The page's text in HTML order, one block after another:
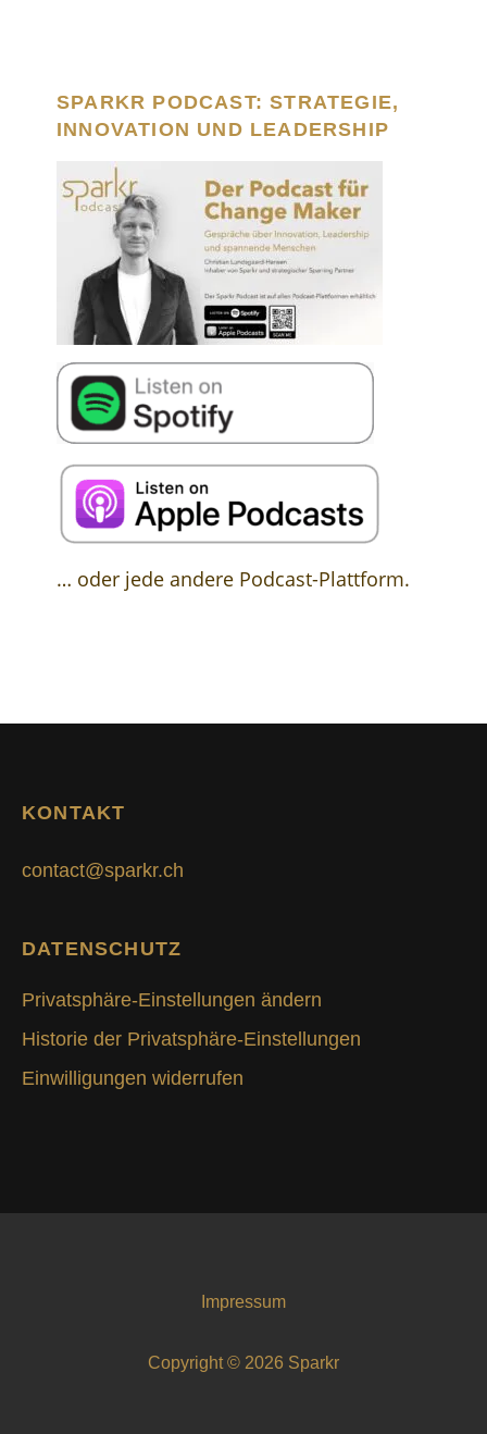
SPARKR PODCAST: STRATEGIE,
INNOVATION UND LEADERSHIP
… oder jede andere Podcast-Plattform.
KONTAKT
contact@sparkr.ch
DATENSCHUTZ
Privatsphäre-Einstellungen ändern
Historie der Privatsphäre-Einstellungen
Einwilligungen widerrufen
Impressum
Copyright © 2026 Sparkr